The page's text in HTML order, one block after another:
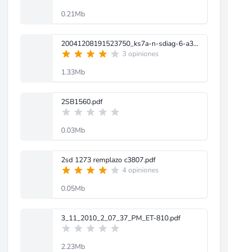
0.21Mb
20041208191523750_ks7a-n-sdiag-6-a3.pdf
3 opiniones
1.33Mb
2SB1560.pdf
0.03Mb
2sd 1273 remplazo c3807.pdf
4 opiniones
0.05Mb
3_11_2010_2_07_37_PM_ET-810.pdf
2.23Mb